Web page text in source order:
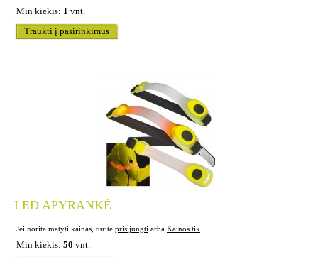
Min kiekis: 1 vnt.
Traukti į pasirinkimus
LED APYRANKĖ
Jei norite matyti kainas, turite prisijungti arba Kainos tik
Min kiekis: 50 vnt.